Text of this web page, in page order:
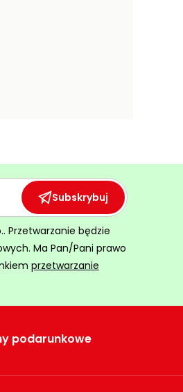
Subskrybuj
Przetwarzanie będzie
Ma Pan/Pani prawo
przetwarzanie
podarunkowe